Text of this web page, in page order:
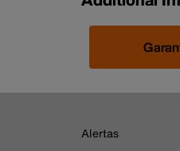
Alertas